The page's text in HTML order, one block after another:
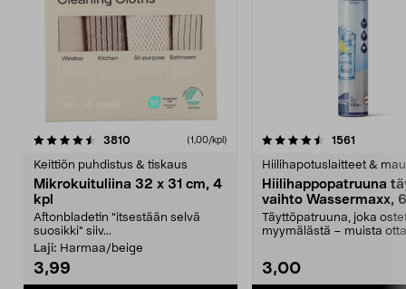
3810arvostelut (1,00/kpl)
Keittiön puhdistus & tiskaus
Mikrokuituliina 32 x 31 cm, 4
kpl
Aftonbladetin "itsestään selvä
suosikki" siiv...
Laji: Harmaa/beige
3,99
4.5viidestä
1561
Hiilihapotuslaitteet &
Hiilihappopatruuna
vaihto Wassermaxx,
Täyttöpatruuna, joka
myymälästä – muista
3,00
4.5viidestä